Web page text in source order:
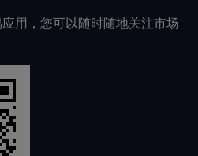
用，您可以随时随地关注市场